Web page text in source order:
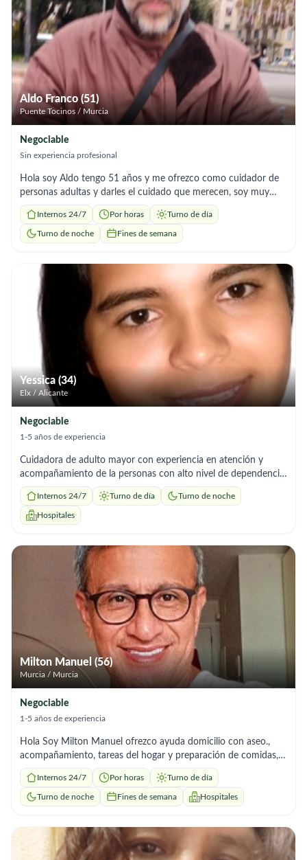
Aldo Franco (51)
Puente Tocinos / Murcia
Negociable
Sin experiencia profesional
Hola soy Aldo tengo 51 años y me ofrezco como cuidador de
personas adultas y darles el cuidado que merecen, soy muy
responsable y valoro mucho la salud de las personas cual fuese
du condición y con la finalidad que estén tranquilas y seguras,
Internos 24/7 Por horas Turno de día
Turno de noche Fines de semana
Yessica (34)
Elx / Alicante
Negociable
1-5 años de experiencia
Cuidadora de adulto mayor con experiencia en atención y
acompañamiento de la personas con alto nivel de dependencia
me caracterizo por ser responsable, amable y paciente y
comprometida con el bienestar de las personas ami cargo..
Internos 24/7 Turno de día Turno de noche
Hospitales
Milton Manuel (56)
Murcia / Murcia
Negociable
1-5 años de experiencia
Hola Soy Milton Manuel ofrezco ayuda domicilio con aseo.,
acompañamiento, tareas del hogar y preparación de comidas,
soy muy responsable, la puntualidad es lo más importante para
mí, tengo disponibilidad, un saludo
Internos 24/7 Por horas Turno de día
Turno de noche Fines de semana Hospitales